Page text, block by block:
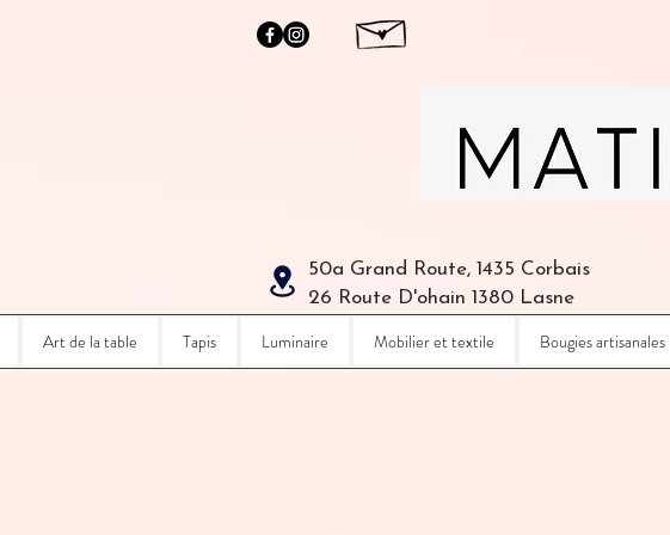
50a Grand Route, 1435 Corbais
26 Route D'ohain 1380 Lasne
Art de la table Tapis Luminaire Mobilier et textile Bougies artisanales